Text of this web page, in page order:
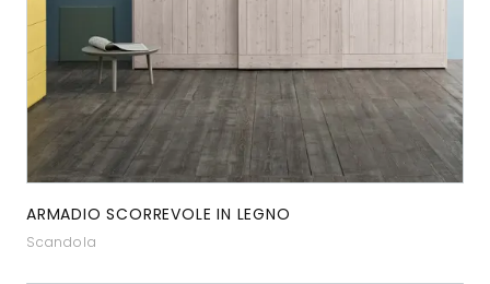
ARMADIO SCORREVOLE IN LEGNO
Scandola